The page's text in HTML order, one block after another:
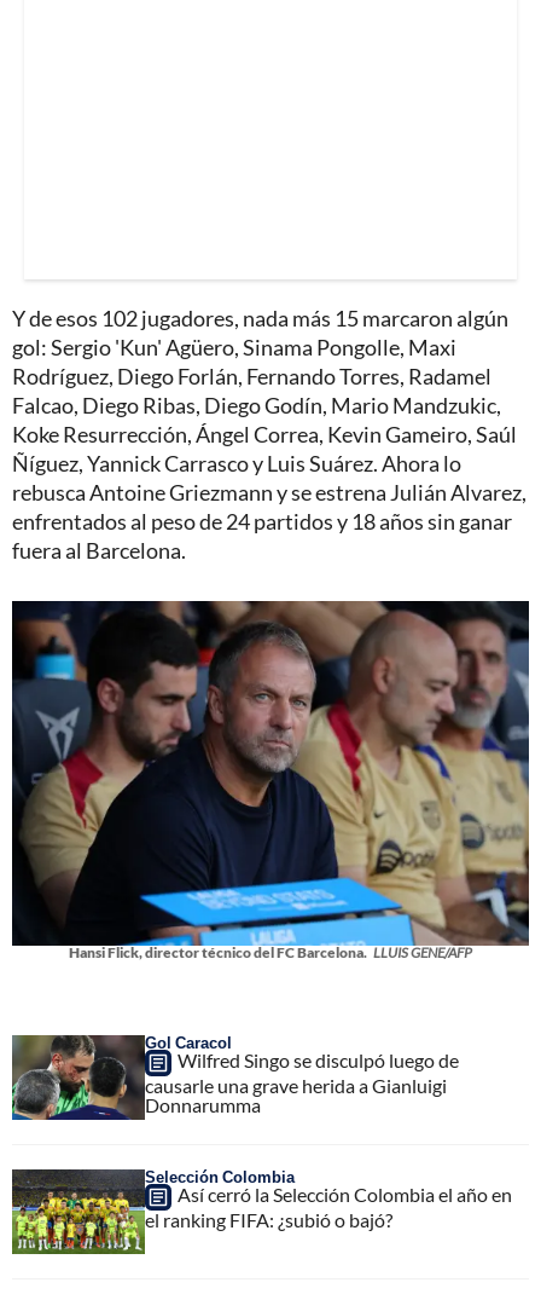
Y de esos 102 jugadores, nada más 15 marcaron algún
gol: Sergio 'Kun' Agüero, Sinama Pongolle, Maxi
Rodríguez, Diego Forlán, Fernando Torres, Radamel
Falcao, Diego Ribas, Diego Godín, Mario Mandzukic,
Koke Resurrección, Ángel Correa, Kevin Gameiro, Saúl
Ñíguez, Yannick Carrasco y Luis Suárez. Ahora lo
rebusca Antoine Griezmann y se estrena Julián Alvarez,
enfrentados al peso de 24 partidos y 18 años sin ganar
fuera al Barcelona.
Hansi Flick, director técnico del FC Barcelona. LLUIS GENE/AFP
Gol Caracol
Wilfred Singo se disculpó luego de
causarle una grave herida a Gianluigi
Donnarumma
Selección Colombia
Así cerró la Selección Colombia el año en
el ranking FIFA: ¿subió o bajó?